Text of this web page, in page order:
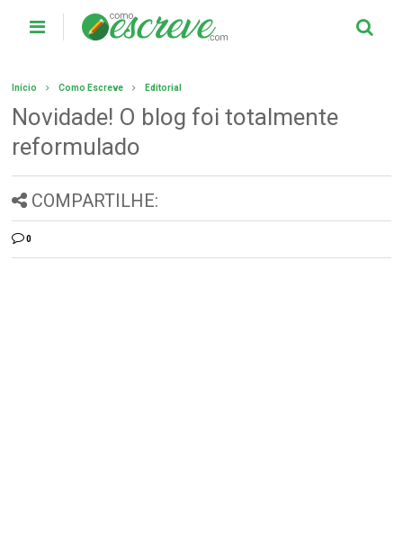
Início Como Escreve Editorial
Novidade! O blog foi totalmente
reformulado
COMPARTILHE:
0